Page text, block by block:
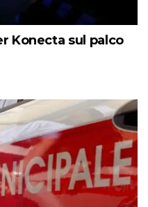
Konecta sul palco